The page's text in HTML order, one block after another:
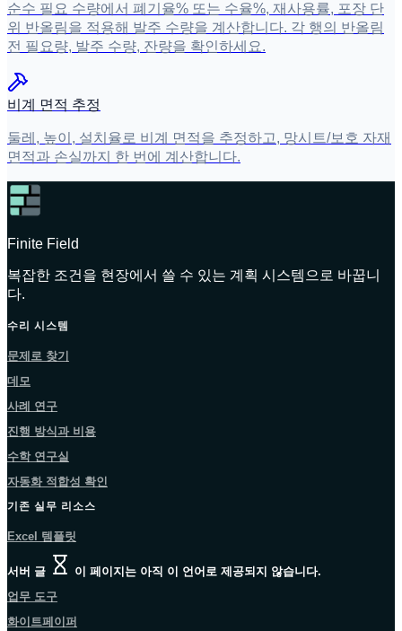
순수 필요 수량에서 폐기율% 또는 수율%, 재사용률, 포장 단
위 반올림을 적용해 발주 수량을 계산합니다. 각 행의 반올림
전 필요량, 발주 수량, 잔량을 확인하세요.
비계 면적 추정
둘레, 높이, 설치율로 비계 면적을 추정하고, 망시트/보호 자재
면적과 손실까지 한 번에 계산합니다.
Finite Field
복잡한 조건을 현장에서 쓸 수 있는 계획 시스템으로 바꿉니
다.
수리 시스템
문제로 찾기
데모
사례 연구
진행 방식과 비용
수학 연구실
자동화 적합성 확인
기존 실무 리소스
Excel 템플릿
서버 글
이 페이지는 아직 이 언어로 제공되지 않습니다.
업무 도구
화이트페이퍼